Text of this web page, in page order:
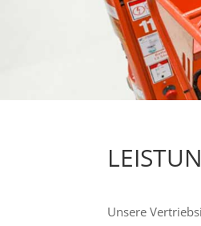
Unsere